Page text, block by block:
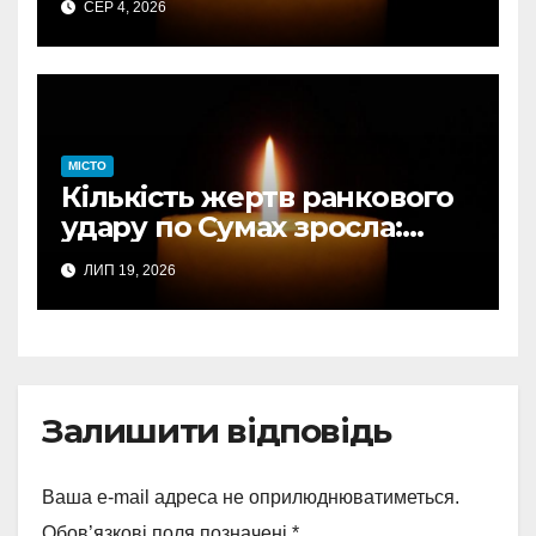
авіаудару
СЕР 4, 2026
МІСТО
Кількість жертв ранкового
удару по Сумах зросла:
підтверджено загибель
однієї людини
ЛИП 19, 2026
Залишити відповідь
Ваша e-mail адреса не оприлюднюватиметься.